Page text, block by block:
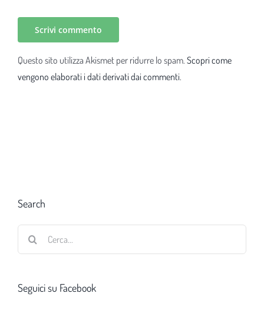
Questo sito utilizza Akismet per ridurre lo spam. Scopri come
vengono elaborati i dati derivati dai commenti.
Search
Seguici su Facebook